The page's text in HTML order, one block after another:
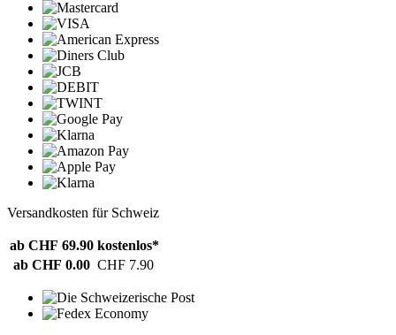
Versandkosten für Schweiz
ab CHF 69.90 kostenlos*
ab CHF 0.00 CHF 7.90